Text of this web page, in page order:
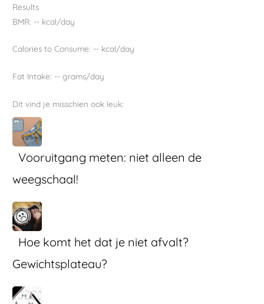
Results
BMR: -- kcal/day
Calories to Consume: -- kcal/day
Fat Intake: -- grams/day
Dit vind je misschien ook leuk:
Vooruitgang meten: niet alleen de
weegschaal!
Hoe komt het dat je niet afvalt?
Gewichtsplateau?